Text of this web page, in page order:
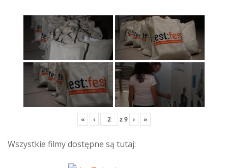
« ‹ z9 › »
Wszystkie filmy dostępne są tutaj: